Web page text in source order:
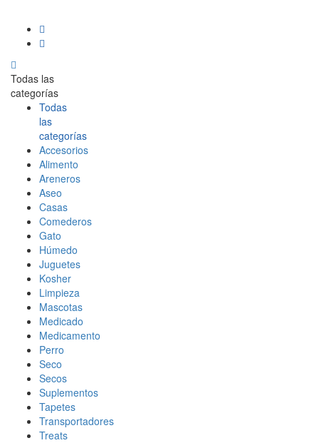
Todas las
categorías
Todas
las
categorías
Accesorios
Alimento
Areneros
Aseo
Casas
Comederos
Gato
Húmedo
Juguetes
Kosher
Limpieza
Mascotas
Medicado
Medicamento
Perro
Seco
Secos
Suplementos
Tapetes
Transportadores
Treats